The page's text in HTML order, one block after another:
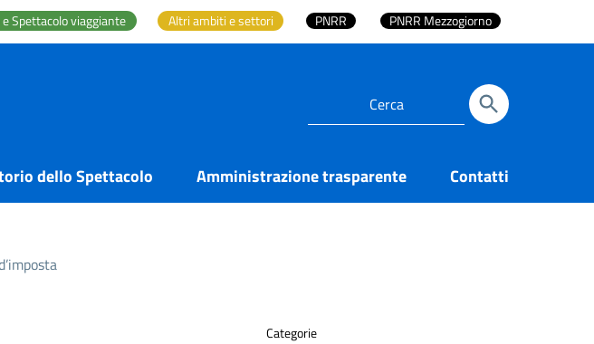
e Spettacolo viaggiante Altri ambiti e settori PNRR PNRR Mezzogiorno
dello Spettacolo Amministrazione trasparente Contatti
Categorie